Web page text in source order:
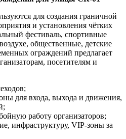
для создания граничной
и установления чётких
фестиваль, спортивные
общественные, детские
ограждений предлагает
посетителям и
для входа, выхода и движения,
работу организаторов;
инфраструктуру, VIP-зоны за